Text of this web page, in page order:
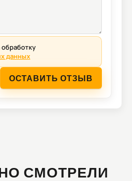
обработку
данных
ОСТАВИТЬ ОТЗЫВ
СМОТРЕЛИ